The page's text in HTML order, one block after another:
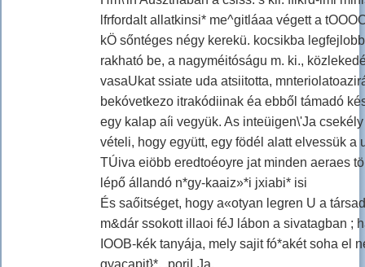
lfrfordalt allatkinsi* me^gitláaa végett a
kÖ sőntéges négy kerekü. kocsikba
rakható be, a nagyméitóságu m. ki.,
vasaUkat ssiate uda atsiitotta,
bekóvetkezo itrakódiinak éa ebből támadó
egy kalap aíi vegyük. As inteüigen\'Ja
vételi, hogy együtt, egy födél alatt elvessük a
TÚiva eiöbb eredtoéoyre jat minden aeraes
lépő állandó n*gy-kaaiz»*i jxiabi* isi
És saőitséget, hogy a«otyan legren U a
m&dár ssokott illaoi féJ lábon a sivatagban ;
IOOB-kék tanyája, mely sajit fó*akét soha el
gyacapit}*, .poriLJa.